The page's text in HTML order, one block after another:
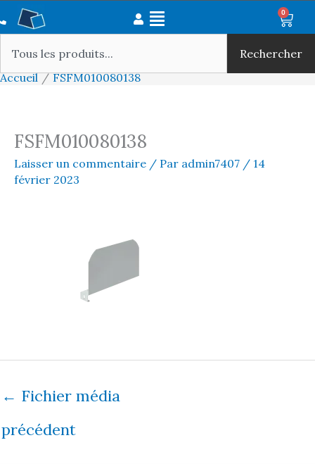
Aller
contenu
Main
0
Rechercher
Accueil
FSFM010080138
FSFM010080138
Laisser un commentaire / Par admin7407 / 14
février 2023
← Fichier média
précédent